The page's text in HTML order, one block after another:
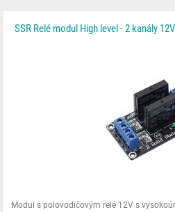
SSR Relé modul High level - 2 kanály
Modul s polovodičovým relé 12V s